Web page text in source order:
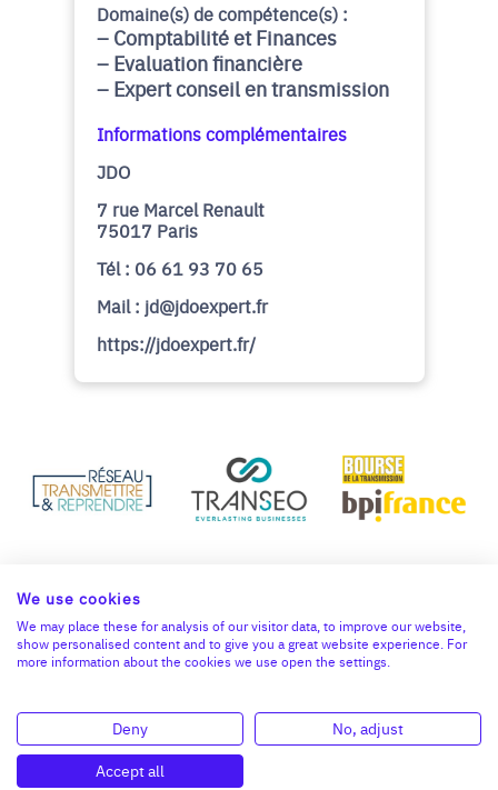
Domaine(s) de compétence(s) :
Comptabilité et Finances
Evaluation financière
Expert conseil en transmission
Informations complémentaires
JDO
7 rue Marcel Renault
75017 Paris
Tél : 06 61 93 70 65
Mail : jd@jdoexpert.fr
https://jdoexpert.fr/
En savoir plus
Le C.R.A - qui sommes-nous ?
We use cookies
We may place these for analysis of our visitor data, to improve our website,
show personalised content and to give you a great website experience. For
more information about the cookies we use open the settings.
Deny
No, adjust
Accept all